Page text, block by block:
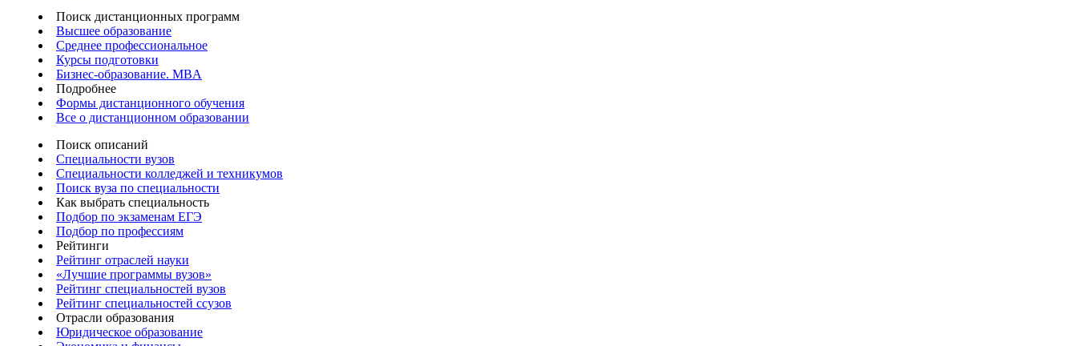
Поиск дистанционных программ
Высшее образование
Среднее профессиональное
Курсы подготовки
Бизнес-образование. MBA
Подробнее
Формы дистанционного обучения
Все о дистанционном образовании
Поиск описаний
Специальности вузов
Специальности колледжей и техникумов
Поиск вуза по специальности
Как выбрать специальность
Подбор по экзаменам ЕГЭ
Подбор по профессиям
Рейтинги
Рейтинг отраслей науки
«Лучшие программы вузов»
Рейтинг специальностей вузов
Рейтинг специальностей ссузов
Отрасли образования
Юридическое образование